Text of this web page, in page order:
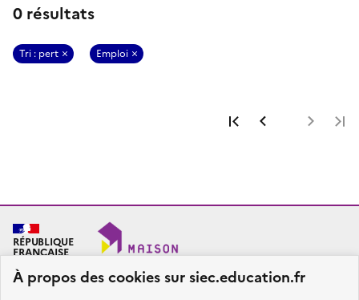
À propos des cookies sur siec.education.fr
0 résultats
Tri : pert Emploi
Première page
Page
RÉPUBLIQUE
FRANÇAISE